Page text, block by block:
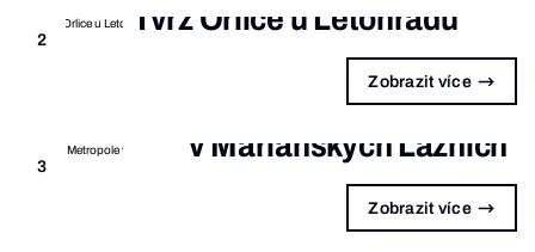
2
Tvrz Orlice u Letohradu
Zobrazit více
3
Hotel Metropole
v Mariánských Lázních
Zobrazit více
Rezidence Mangosteen